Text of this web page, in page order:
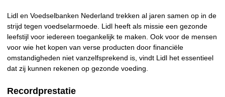
Lidl en Voedselbanken Nederland trekken al jaren samen op in de
strijd tegen voedselarmoede. Lidl heeft als missie een gezonde
leefstijl voor iedereen toegankelijk te maken. Ook voor de mensen
voor wie het kopen van verse producten door financiële
omstandigheden niet vanzelfsprekend is, vindt Lidl het essentieel
dat zij kunnen rekenen op gezonde voeding.
Recordprestatie